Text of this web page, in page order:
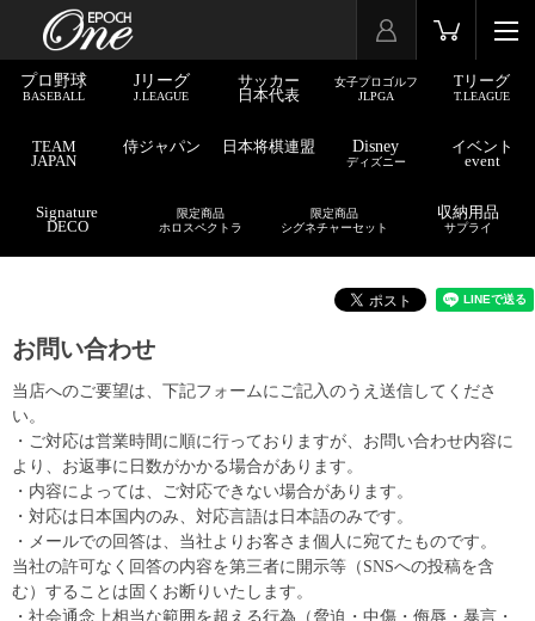
プロ野球
BASEBALL
Jリーグ
J.LEAGUE
サッカー
日本代表
女子プロゴルフ
JLPGA
Tリーグ
T.LEAGUE
TEAM
JAPAN
侍ジャパン 日本将棋連盟 Disney
ディズニー
イベント
event
Signature
DECO
限定商品
ホロスペクトラ
限定商品
シグネチャーセット
収納用品
サプライ
お問い合わせ
当店へのご要望は、下記フォームにご記入のうえ送信してくださ
い。
・ご対応は営業時間に順に行っておりますが、お問い合わせ内容に
より、お返事に日数がかかる場合があります。
・内容によっては、ご対応できない場合があります。
・対応は日本国内のみ、対応言語は日本語のみです。
・メールでの回答は、当社よりお客さま個人に宛てたものです。
当社の許可なく回答の内容を第三者に開示等（SNSへの投稿を含
む）することは固くお断りいたします。
・社会通念上相当な範囲を超える行為（脅迫・中傷・侮辱・暴言・